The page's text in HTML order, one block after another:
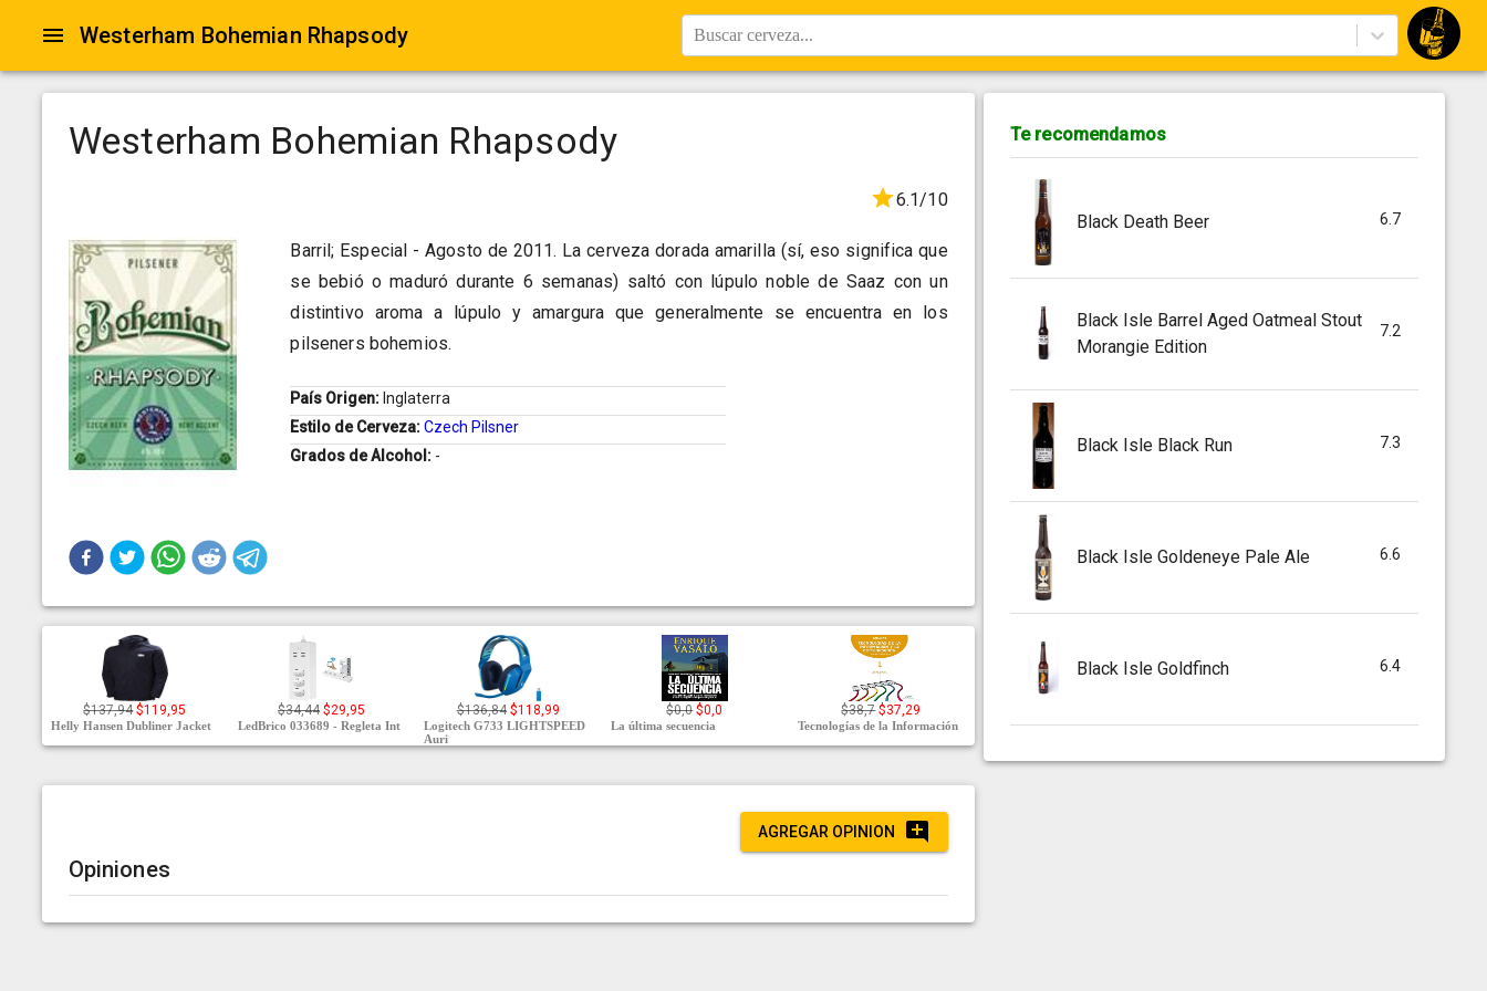
Westerham Bohemian Rhapsody Buscar cerveza...
Westerham Bohemian Rhapsody
6.1/10
Barril; Especial - Agosto de 2011. La cerveza dorada amarilla (sí, eso significa que
se bebió o maduró durante 6 semanas) saltó con lúpulo noble de Saaz con un
distintivo aroma a lúpulo y amargura que generalmente se encuentra en los
pilseners bohemios.
País Origen: Inglaterra
Estilo de Cerveza:Czech Pilsner
Grados de Alcohol: -
$137,94 $119,95
Helly Hansen Dubliner Jacket
$34,44 $29,95
LedBrico 033689 - Regleta Int
$136,84 $118,99
Logitech G733 LIGHTSPEED
Auri
$0,0 $0,0
La última secuencia
$38,7 $37,29
Tecnologías de la Información
AGREGAR OPINION
Opiniones
Te recomendamos
Black Death Beer 6.7
Black Isle Barrel Aged Oatmeal Stout
Morangie Edition
7.2
Black Isle Black Run 7.3
Black Isle Goldeneye Pale Ale 6.6
Black Isle Goldfinch 6.4